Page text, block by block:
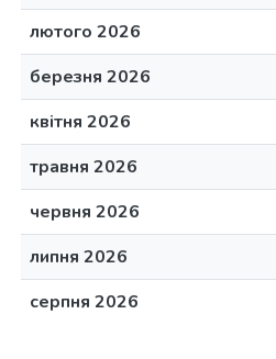
лютого 2026
березня 2026
квітня 2026
травня 2026
червня 2026
липня 2026
серпня 2026